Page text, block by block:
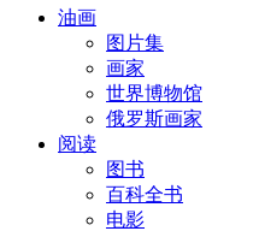
油画
图片集
画家
世界博物馆
俄罗斯画家
阅读
图书
百科全书
电影